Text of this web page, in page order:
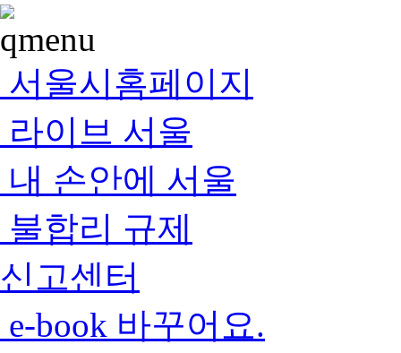
서울시홈페이지
라이브 서울
내 손안에 서울
불합리 규제
신고센터
e-book 바꾸어요.